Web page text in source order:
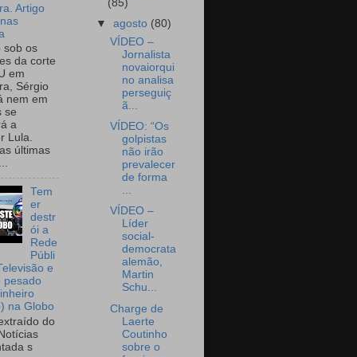
Artigo
sob os
da corte
em
Sérgio
nem em
se
a
Lula.
últimas
Tem
er
destr
ói a
Rede
Públi
e
pesado
na Globo
do
s
(85)
▼agosto (80)
VÍDEO –
Jornalista
novaiorqui
no analisa
perseguiç
ã...
VÍDEO: “Os
golpistas
não irão
prevalecer
de forma
...
VÍDEO –
Líder
social-
democrata
alemão,
Martin
Schu...
Charge de
Laerte
Coutinho
sobre o